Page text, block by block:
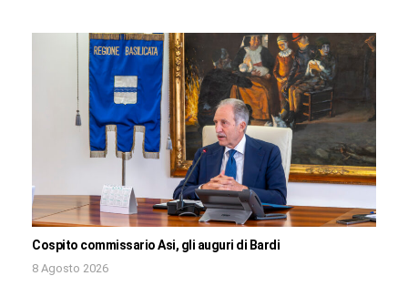
Cospito commissario Asi, gli auguri di Bardi
8 Agosto 2026